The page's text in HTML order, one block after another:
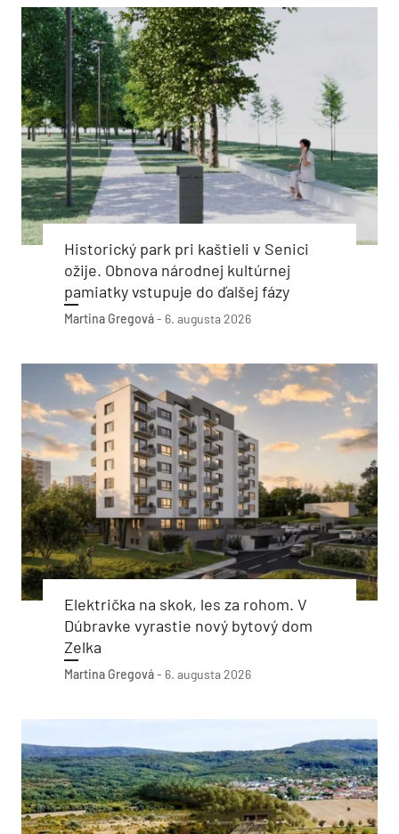
Historický park pri kaštieli v Senici
ožije. Obnova národnej kultúrnej
pamiatky vstupuje do ďalšej fázy
Martina Gregová- 6. augusta 2026
Električka na skok, les za rohom. V
Dúbravke vyrastie nový bytový dom
Zelka
Martina Gregová- 6. augusta 2026